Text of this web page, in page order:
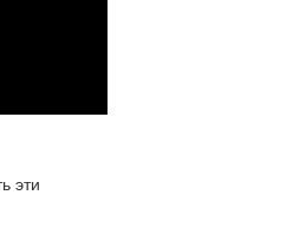
эти